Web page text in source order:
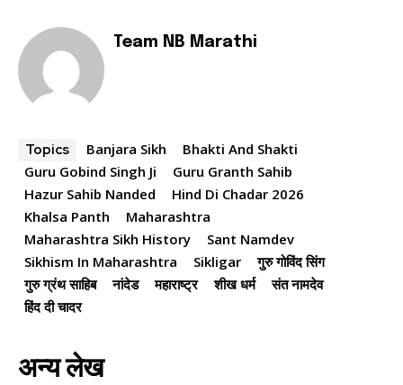
Team NB Marathi
Topics Banjara Sikh
Bhakti And Shakti
Guru Gobind Singh Ji
Guru Granth Sahib
Hazur Sahib Nanded
Hind Di Chadar 2026
Khalsa Panth
Maharashtra
Maharashtra Sikh History
Sant Namdev
Sikhism In Maharashtra
Sikligar
गुरु गोविंद सिंग
गुरु ग्रंथ साहिब
नांदेड महाराष्ट्र शीख धर्म
संत नामदेव
हिंद दी चादर
अन्य लेख